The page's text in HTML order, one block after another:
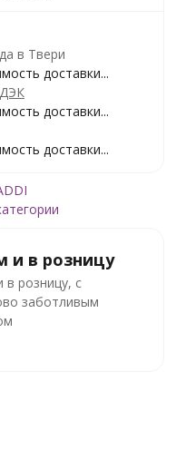
в Твери
доставки...
доставки...
доставки...
и в розницу
розницу, с
заботливым